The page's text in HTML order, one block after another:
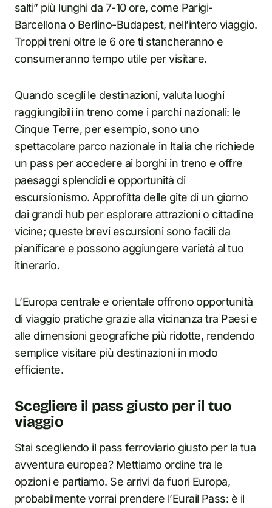
salti” più lunghi da 7-10 ore, come Parigi-
Barcellona o Berlino-Budapest, nell’intero viaggio.
Troppi treni oltre le 6 ore ti stancheranno e
consumeranno tempo utile per visitare.
Quando scegli le destinazioni, valuta luoghi
raggiungibili in treno come i parchi nazionali: le
Cinque Terre, per esempio, sono uno
spettacolare parco nazionale in Italia che richiede
un pass per accedere ai borghi in treno e offre
paesaggi splendidi e opportunità di
escursionismo. Approfitta delle gite di un giorno
dai grandi hub per esplorare attrazioni o cittadine
vicine; queste brevi escursioni sono facili da
pianificare e possono aggiungere varietà al tuo
itinerario.
L’Europa centrale e orientale offrono opportunità
di viaggio pratiche grazie alla vicinanza tra Paesi e
alle dimensioni geografiche più ridotte, rendendo
semplice visitare più destinazioni in modo
efficiente.
Scegliere il pass giusto per il tuo
viaggio
Stai scegliendo il pass ferroviario giusto per la tua
avventura europea? Mettiamo ordine tra le
opzioni e partiamo. Se arrivi da fuori Europa,
probabilmente vorrai prendere l’Eurail Pass: è il